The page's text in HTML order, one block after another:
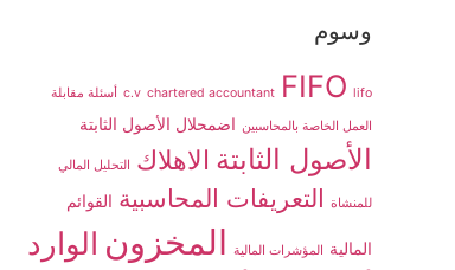
وسوم
c.v chartered accountant FIFO lifo أسئلة مقابلة
العمل الخاصة بالمحاسبين اضمحلال الأصول الثابتة
الأصول الثابتة الاهلاك التحليل المالي
للمنشاة التعريفات المحاسبية القوائم
المالية المؤشرات المالية المخزون الوارد